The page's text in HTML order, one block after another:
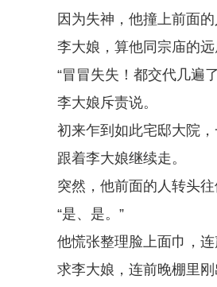
因为失神，他撞上前面的
李大娘，算他同宗庙的
“冒冒失失！都交代几遍
李大娘斥责说。
初来乍到如此宅邸大院
跟着李大娘继续走。
突然，他前面的人转头
“是、是。”
他慌张整理脸上面巾，
求李大娘，连前晚棚里